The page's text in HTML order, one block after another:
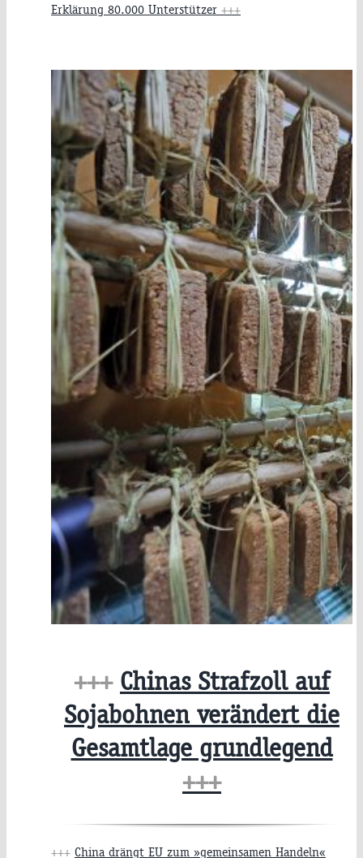
Erklärung 80.000 Unterstützer +++
+++ Chinas Strafzoll auf
Sojabohnen verändert die
Gesamtlage grundlegend
+++
+++ China drängt EU zum »gemeinsamen Handeln«